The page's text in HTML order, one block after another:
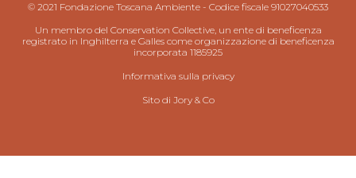
© 2021 Fondazione Toscana Ambiente - Codice fiscale 91027040533
Un membro del Conservation Collective, un ente di beneficenza
registrato in Inghilterra e Galles come organizzazione di beneficenza
incorporata 1185925
Informativa sulla privacy
Sito di Jory & Co